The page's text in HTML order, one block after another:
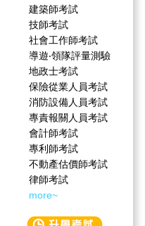
建築師考試
技師考試
社會工作師‍考試
導遊‧領隊評量測驗
地政士考試
保險從業人員考試
消防設備人員考試
專責報關人員考試
會計師考試
專利師考試
不動產估價師考試
律師考試
more~